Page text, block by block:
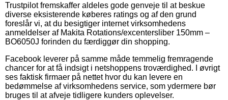
Trustpilot fremskaffer aldeles gode genveje til at beskue
diverse eksisterende køberes ratings og af den grund
foreslår vi, at du besigtiger internet virksomhedens
anmeldelser af Makita Rotations/excentersliber 150mm –
BO6050J forinden du færdiggør din shopping.
Facebook leverer på samme måde temmelig fremragende
chancer for at få indsigt i netshoppens troværdighed. I øvrigt
ses faktisk firmaer på nettet hvor du kan levere en
bedømmelse af virksomhedens service, som ydermere bør
bruges til at afveje tidligere kunders oplevelser.